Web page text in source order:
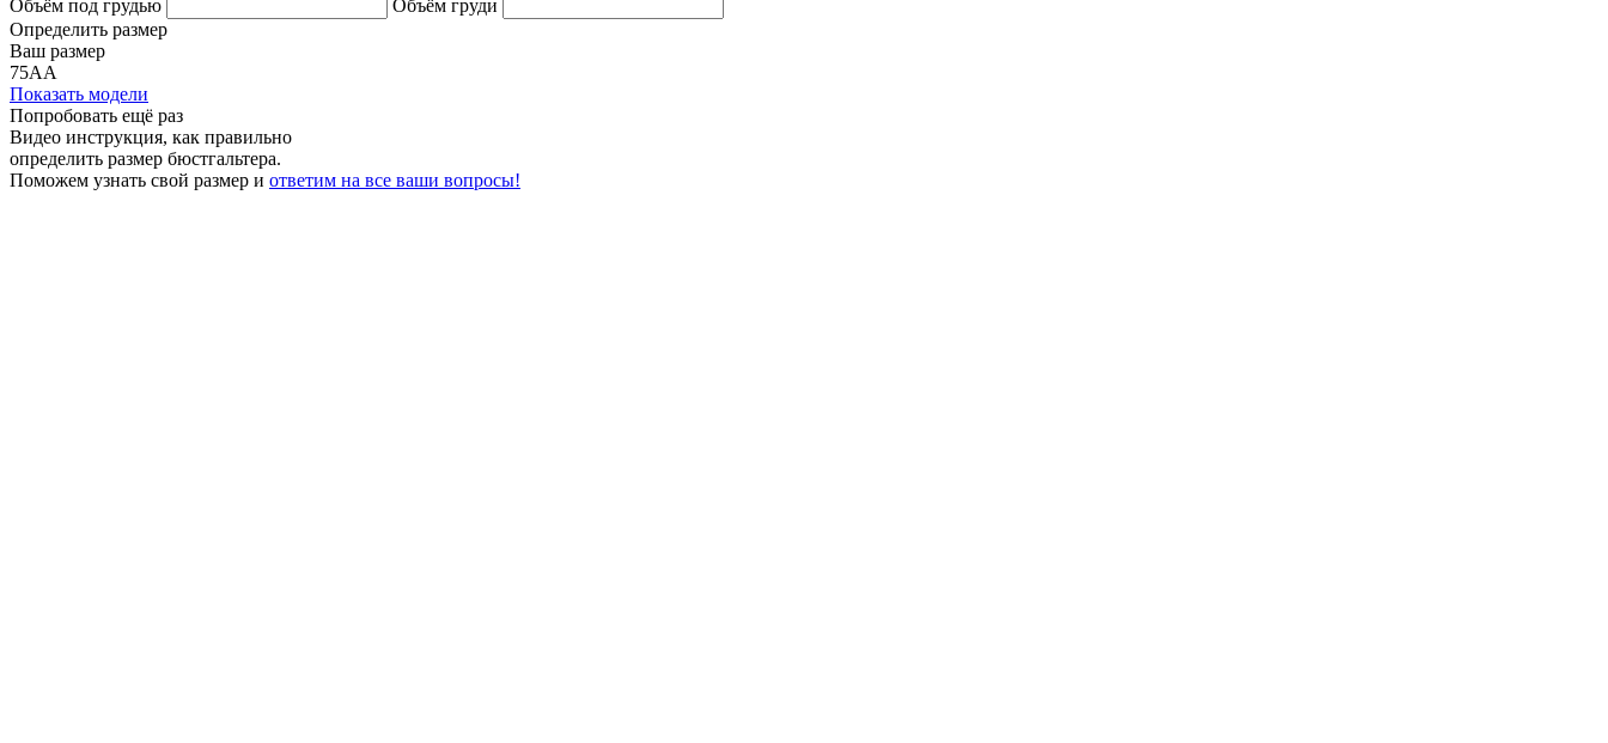
Объём под грудью
Объём груди
Определить размер
Ваш размер
75АА
Показать модели
Попробовать ещё раз
Видео инструкция, как правильно
определить размер бюстгальтера.
Поможем узнать свой размер и ответим на все ваши вопросы!